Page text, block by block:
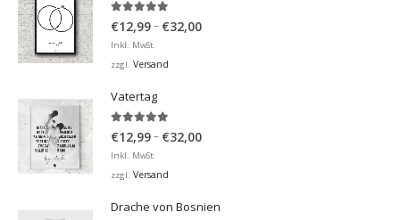
€12,99– €32,00Preisspanne:
Inkl. MwSt.
zzgl. Versand
Vatertag
5.00von 5
€12,99– €32,00Preisspanne:
Inkl. MwSt.
zzgl. Versand
Drache von Bosnien